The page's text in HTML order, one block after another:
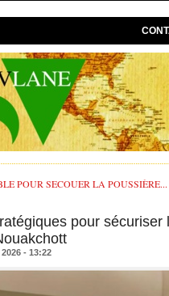
POUR SECOUER LA POUSSIÈRE...
pour sécuriser
- 13:22